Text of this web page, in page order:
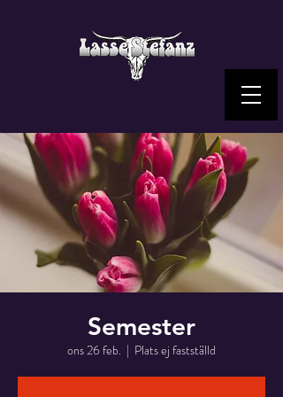
Semester
ons 26 feb.
  |
Plats ej fastställd